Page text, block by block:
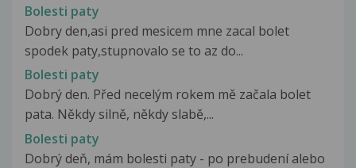
Bolesti paty
Dobry den,asi pred mesicem mne zacal bolet
spodek paty,stupnovalo se to az do...
Bolesti paty
Dobrý den. Před necelým rokem mě začala bolet
pata. Někdy silně, někdy slabě,...
Bolesti paty
Dobrý deň, mám bolesti paty - po prebudení alebo